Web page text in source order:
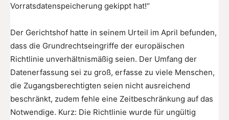
Vorratsdatenspeicherung gekippt hat!“
Der Gerichtshof hatte in seinem Urteil im April befunden,
dass die Grundrechtseingriffe der europäischen
Richtlinie unverhältnismäßig seien. Der Umfang der
Datenerfassung sei zu groß, erfasse zu viele Menschen,
die Zugangsberechtigten seien nicht ausreichend
beschränkt, zudem fehle eine Zeitbeschränkung auf das
Notwendige. Kurz: Die Richtlinie wurde für ungültig